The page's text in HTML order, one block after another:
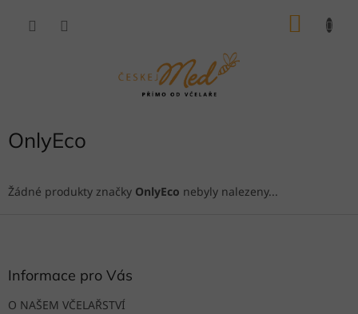
OnlyEco
Žádné produkty značky OnlyEco nebyly nalezeny...
Informace pro Vás
O NAŠEM VČELAŘSTVÍ